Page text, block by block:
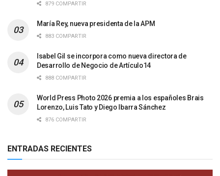
879 COMPARTIR
María Rey, nueva presidenta de la APM
883 COMPARTIR
Isabel Gil se incorpora como nueva directora de
Desarrollo de Negocio de Artículo14
888 COMPARTIR
World Press Photo 2026 premia a los españoles Brais
Lorenzo, Luis Tato y Diego Ibarra Sánchez
876 COMPARTIR
ENTRADAS RECIENTES